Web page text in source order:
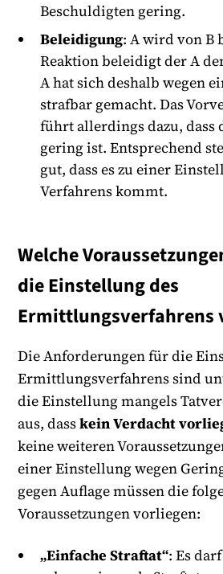
Beschuldigten gering.
Beleidigung: A wird von B
Reaktion beleidigt der A
A hat sich deshalb wegen
strafbar gemacht. Das
führt allerdings dazu, dass
gering ist. Entsprechend
gut, dass es zu einer
Verfahrens kommt.
Welche
die Einstellung des
Ermittlungsverfahrens
Die Anforderungen für die
Ermittlungsverfahrens sind
die Einstellung mangels
aus, dasskein Verdacht
keine weiteren
einer Einstellung wegen
gegen Auflage müssen die
Voraussetzungen vorliegen:
„Einfache Straftat“: Es